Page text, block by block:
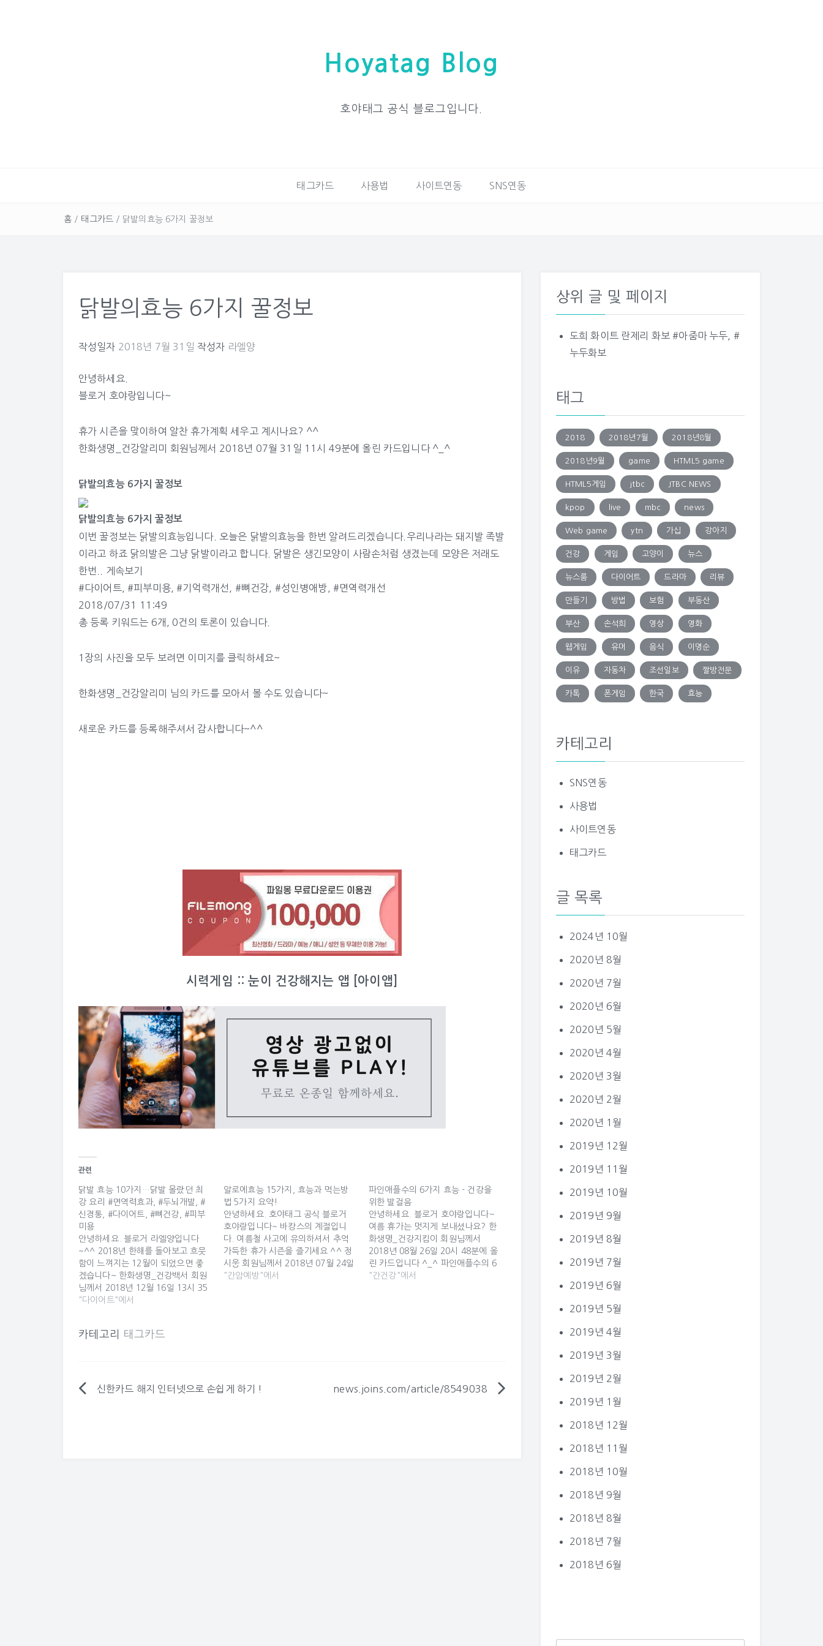
Hoyatag Blog
호야태그 공식 블로그입니다.
태그카드 사용법 사이트연동 SNS연동
홈 / 태그카드 / 닭발의효능 6가지 꿀정보
닭발의효능 6가지 꿀정보
작성일자 2018년 7월 31일 작성자 라엘양
안녕하세요.
블로거 호야랑입니다~
휴가 시즌을 맞이하여 알찬 휴가계획 세우고 계시나요? ^^
한화생명_건강알리미
회원님께서 2018년 07월 31일 11시 49분에 올린 카드입니다 ^_^
닭발의효능 6가지 꿀정보
닭발의효능 6가지 꿀정보
이번 꿀정보는 닭발의효능입니다. 오늘은 닭발의효능을 한번 알려드리겠습니다.우리나라는 돼지발 족발
이라고 하죠 닭의발은 그냥 닭발이라고 합니다. 닭발은 생긴모양이 사람손처럼 생겼는데 모양은 저래도
한번.. 게속보기
#다이어트
#피부미용, #기억력개선 #뼈건강 #성인병애방
#면역력개선
2018/07/31 11:49
총 등록 키워드는 6개, 0건의 토론이 있습니다.
1장의 사진을 모두 보려면 이미지를 클릭하세요~
한화생명_건강알리미 님의 카드 를 모아서 볼 수도 있습니다~
새로운 카드를 등록해주셔서 감사합니다~^^
시력게임 :: 눈이 건강해지는 앱 [아이앱]
관련
닭발 효능 10가지…닭발 몰랐던 최
강 요리 #면역력효과, #두뇌개발, #
신경통, #다이어트, #뼈건강, #피부
미용
안녕하세요. 블로거 라엘양입니다
~^^ 2018년 한해를 돌아보고 흐뭇
함이 느껴지는 12월이 되었으면 좋
겠습니다~ 한화생명_건강백서 회원
님께서 2018년 12월 16일 13시 35
분에 올린 카드입니다 ^_^ 닭발 효
강 요리 한때 포장마차에서 막걸리를
"다이어트"에서
알로에효능 15가지, 효능과 먹는방
법 5가지 요약!
안녕하세요. 호야태그 공식 블로거
호야랑입니다~ 바캉스의 계절입니
다. 여름철 사고에 유의하셔서 추억
가득한 휴가 시즌을 즐기세요 ^^ 정
시웅 회원님께서 2018년 07월 24일
06시 17분에 올린 카드입니다 ^_^
"간암예방"에서
파인애플수의 6가지 효능 - 건강을
위한 발걸음
안녕하세요. 블로거 호야랑입니다~
여름 휴가는 멋지게 보내셨나요? 한
화생명_건강지킴이 회원님께서
2018년 08월 26일 20시 48분에 올
린 카드입니다 ^_^ 파인애플수의 6
가지 효능 - 건강을 위한 발걸음 파인
"간건강"에서
카테고리 태그카드
글
신한카드 해지 인터넷으로 손쉽게 하기 ! news.joins.com/article/8549038
상위 글 및 페이지
도희 화이트 란제리 화보 #아줌마 누두, #
누두화보
태그
2018 2018년7월 2018년8월
2018년9월 game HTML5 game
HTML5게임 jtbc JTBC NEWS
kpop live mbc news
Web game ytn 가십 강아지
건강 게임 고양이 뉴스
뉴스룸 다이어트 드라마 리뷰
만들기 방법 보험 부동산
부산 손석희 영상 영화
웹게임 유머 음식 이명순
이유 자동차 조선일보 짤방전문
카톡 폰게임 한국 효능
카테고리
SNS연동
사용법
사이트연동
태그카드
글 목록
2024년 10월
2020년 8월
2020년 7월
2020년 6월
2020년 5월
2020년 4월
2020년 3월
2020년 2월
2020년 1월
2019년 12월
2019년 11월
2019년 10월
2019년 9월
2019년 8월
2019년 7월
2019년 6월
2019년 5월
2019년 4월
2019년 3월
2019년 2월
2019년 1월
2018년 12월
2018년 11월
2018년 10월
2018년 9월
2018년 8월
2018년 7월
2018년 6월